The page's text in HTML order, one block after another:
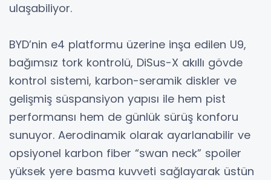
ulaşabiliyor.
BYD’nin e4 platformu üzerine inşa edilen U9,
bağımsız tork kontrolü, DiSus-X akıllı gövde
kontrol sistemi, karbon-seramik diskler ve
gelişmiş süspansiyon yapısı ile hem pist
performansı hem de günlük sürüş konforu
sunuyor. Aerodinamik olarak ayarlanabilir ve
opsiyonel karbon fiber “swan neck” spoiler
yüksek yere basma kuvveti sağlayarak üstün